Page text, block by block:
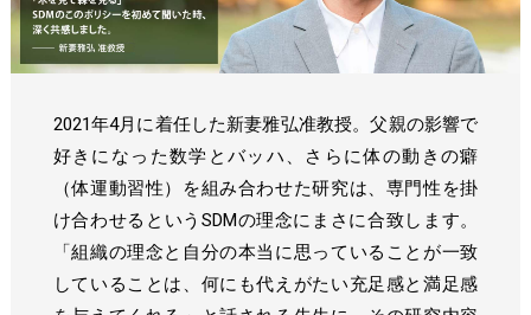
2021年4月に着任した新妻雅弘准教授。父親の影響で
好きになった数学とバッハ、さらに体の動きの癖
（体運動習性）を組み合わせた研究は、専門性を掛
け合わせるというSDMの理念にまさに合致します。
「組織の理念と自分の本当に思っていることが一致
していることは、何にも代えがたい充足感と満足感